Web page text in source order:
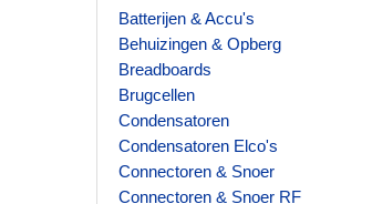
Batterijen & Accu's
Behuizingen & Opberg
Breadboards
Brugcellen
Condensatoren
Condensatoren Elco's
Connectoren & Snoer
Connectoren & Snoer RF